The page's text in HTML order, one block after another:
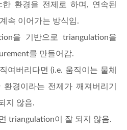
환경을 전제로 하며, 연속된
속 이어가는 방식임.
을 기반으로 triangulation을
를 만들어감.
여버리다면 (i.e. 움직이는 물체
경이라는 전제가 깨져버리기
지 않음.
triangulation이 잘 되지 않음.